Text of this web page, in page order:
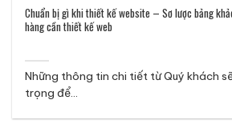
Chuẩn bị gì khi thiết kế website – Sơ lược bảng
hàng cần thiết kế web
Những thông tin chi tiết từ Quý khách
trọng để...